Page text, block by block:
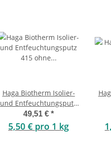
Haga Biotherm Isolier-
und Entfeuchtungsputz
415 ohne Kork 9kg
49,51 € *
5,50 € pro 1 kg